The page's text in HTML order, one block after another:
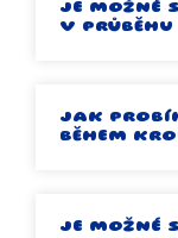
JE MOŽNÉ
V
JAK
BĚHEM
JE MOŽNÉ